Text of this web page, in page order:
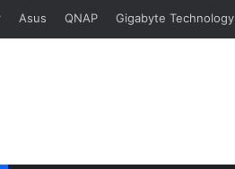
Asus QNAP Gigabyte Technology